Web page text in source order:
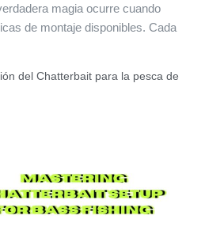
magia ocurre cuando
de montaje disponibles. Cada
del Chatterbait para la pesca de